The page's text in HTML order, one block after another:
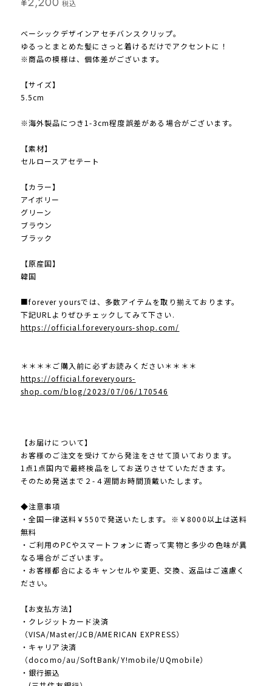
税込
ベーシックデザインアセチバンスクリップ。
ゆるっとまとめた髪にさっと着けるだけでアクセントに！
※商品の模様は、個体差がございます。
【サイズ】
5.5cm
※海外製品につき1-3cm程度誤差がある場合がございます。
【素材】
セルロースアセテート
【カラー】
アイボリー
グリーン
ブラウン
ブラック
【原産国】
韓国
■forever yoursでは、多数アイテムを取り揃えております。
下記URLよりぜひチェックしてみて下さい.
https://official.foreveryours-shop.com/
＊＊＊＊ご購入前に必ずお読みください＊＊＊＊
https://official.foreveryours-
shop.com/blog/2023/07/06/170546
【お届けについて】
お客様のご注文を受けてから発注をさせて頂いております。
1点1点国内で最終検品をしてお送りさせていただきます。
そのため発送まで２-４週間お時間頂戴いたします。
◆注意事項
・全国一律送料￥550で発送いたします。※￥8000以上は送料
無料
・ご利用のPCやスマートフォンに寄って実物と多少の色味が異
なる場合がございます。
・お客様都合によるキャンセルや変更、交換、返品はご遠慮く
ださい。
【お支払方法】
・クレジットカード決済
（VISA/Master/JCB/AMERICAN EXPRESS）
・キャリア決済
（docomo/au/SoftBank/Y!mobile/UQmobile）
・銀行振込